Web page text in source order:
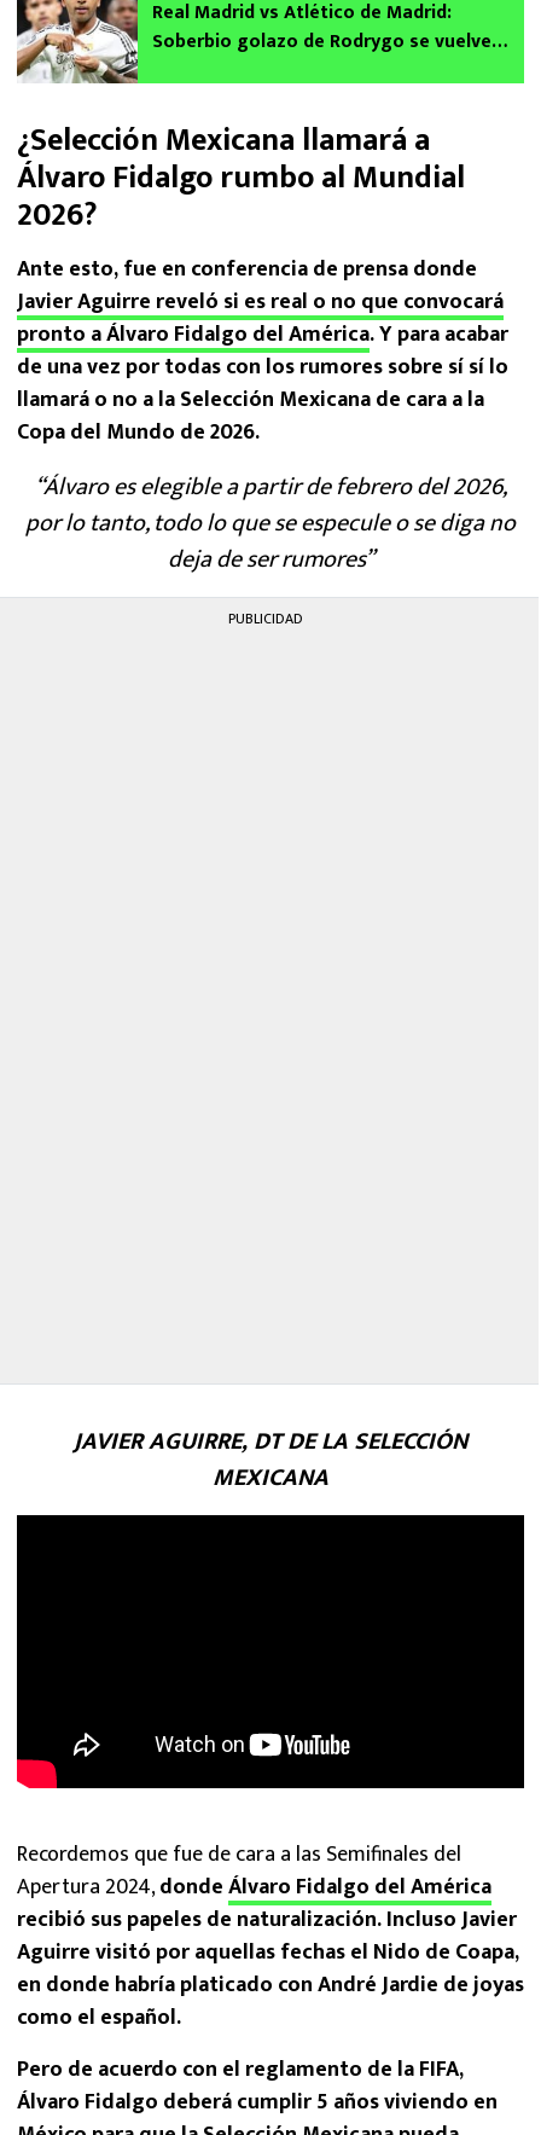
Real Madrid vs Atlético de Madrid:
Soberbio golazo de Rodrygo se vuelve
¿Selección Mexicana llamará a
Álvaro Fidalgo rumbo al Mundial
2026?
Ante esto, fue en conferencia de prensa donde
Javier Aguirre reveló si es real o no que convocará
pronto a Álvaro Fidalgo del América. Y para acabar
de una vez por todas con los rumores sobre sí sí lo
llamará o no a la Selección Mexicana de cara a la
Copa del Mundo de 2026.
“Álvaro es elegible a partir de febrero del 2026,
por lo tanto, todo lo que se especule o se diga no
deja de ser rumores”
PUBLICIDAD
JAVIER AGUIRRE, DT DE LA SELECCIÓN
MEXICANA
Recordemos que fue de cara a las Semifinales del
Apertura 2024,dondeÁlvaro Fidalgo del América
recibió sus papeles de naturalización. Incluso Javier
Aguirre visitó por aquellas fechas el Nido de Coapa,
en donde habría platicado con André Jardie de joyas
como el español.
Pero de acuerdo con el reglamento de la FIFA,
Álvaro Fidalgo deberá cumplir 5 años viviendo en